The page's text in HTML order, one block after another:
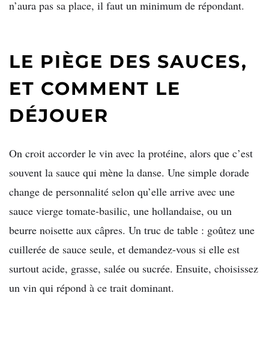
n’aura pas sa place, il faut un minimum de répondant.
LE PIÈGE DES SAUCES,
ET COMMENT LE
DÉJOUER
On croit accorder le vin avec la protéine, alors que c’est
souvent la sauce qui mène la danse. Une simple dorade
change de personnalité selon qu’elle arrive avec une
sauce vierge tomate-basilic, une hollandaise, ou un
beurre noisette aux câpres. Un truc de table : goûtez une
cuillerée de sauce seule, et demandez-vous si elle est
surtout acide, grasse, salée ou sucrée. Ensuite, choisissez
un vin qui répond à ce trait dominant.